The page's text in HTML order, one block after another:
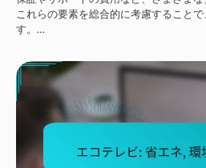
これらの要素を総合的に考慮すること
す。…